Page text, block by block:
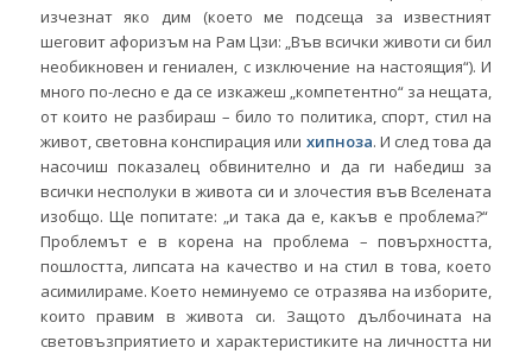
изчезнат яко дим (което ме подсеща за известният
шеговит афоризъм на Рам Цзи: „Във всички животи си бил
необикновен и гениален, с изключение на настоящия“). И
много по-лесно е да се изкажеш „компетентно“ за нещата,
от които не разбираш – било то политика, спорт, стил на
живот, световна конспирация или хипноза. И след това да
насочиш показалец обвинително и да ги набедиш за
всички несполуки в живота си и злочестия във Вселената
изобщо. Ще попитате: „и така да е, какъв е проблема?“
Проблемът е в корена на проблема – повърхността,
пошлостта, липсата на качество и на стил в това, което
асимилираме. Което неминуемо се отразява на изборите,
които правим в живота си. Защото дълбочината на
световъзприятието и характеристиките на личността ни